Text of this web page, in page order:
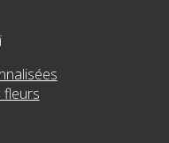
fleurs